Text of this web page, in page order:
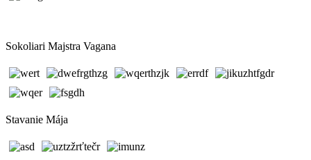
Sokoliari Majstra Vagana
Stavanie Mája